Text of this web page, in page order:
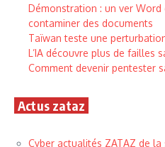
Démonstration : un ver
contaminer des documents
Taïwan teste une
L’IA découvre plus de failles
Comment devenir pentester
Actus zataz
Cyber actualités ZATAZ de